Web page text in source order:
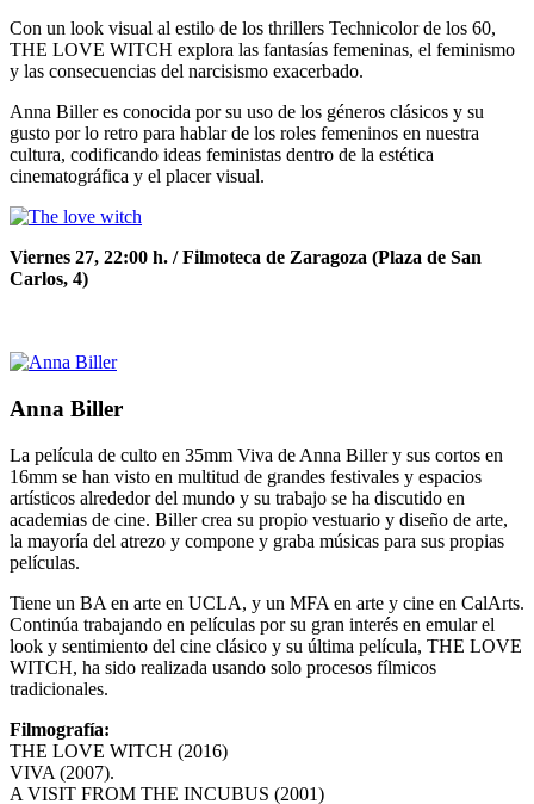
Con un look visual al estilo de los thrillers Technicolor de los 60,
THE LOVE WITCH explora las fantasías femeninas, el feminismo
y las consecuencias del narcisismo exacerbado.
Anna Biller es conocida por su uso de los géneros clásicos y su
gusto por lo retro para hablar de los roles femeninos en nuestra
cultura, codificando ideas feministas dentro de la estética
cinematográfica y el placer visual.
Viernes 27, 22:00 h. / Filmoteca de Zaragoza (Plaza de San
Carlos, 4)
Anna Biller
La película de culto en 35mm Viva de Anna Biller y sus cortos en
16mm se han visto en multitud de grandes festivales y espacios
artísticos alrededor del mundo y su trabajo se ha discutido en
academias de cine. Biller crea su propio vestuario y diseño de arte,
la mayoría del atrezo y compone y graba músicas para sus propias
películas.
Tiene un BA en arte en UCLA, y un MFA en arte y cine en CalArts.
Continúa trabajando en películas por su gran interés en emular el
look y sentimiento del cine clásico y su última película, THE LOVE
WITCH, ha sido realizada usando solo procesos fílmicos
tradicionales.
Filmografía:
THE LOVE WITCH (2016)
VIVA (2007).
A VISIT FROM THE INCUBUS (2001)